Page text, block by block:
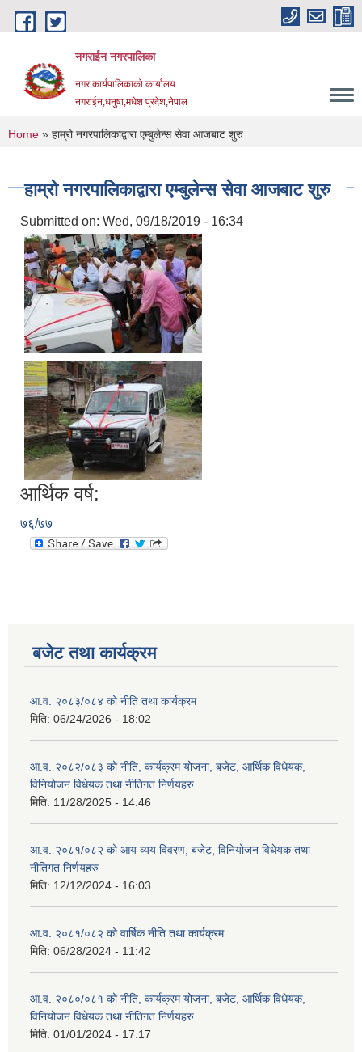
Skip to main content
नगराईन नगरपालिका
नगर कार्यपालिकाको कार्यालय
नगराईन,धनुषा,मधेश प्रदेश,नेपाल
You are here
Home » हाम्रो नगरपालिकाद्वारा एम्बुलेन्स सेवा आजबाट शुरु
हाम्रो नगरपालिकाद्वारा एम्बुलेन्स सेवा आजबाट शुरु
Submitted on: Wed, 09/18/2019 - 16:34
आर्थिक वर्ष:
७६/७७
बजेट तथा कार्यक्रम
आ.व. २०८३/०८४ को नीति तथा कार्यक्रम
मिति: 06/24/2026 - 18:02
आ.व. २०८२/०८३ को नीति, कार्यक्रम योजना, बजेट, आर्थिक विधेयक,
विनियोजन विधेयक तथा नीतिगत निर्णयहरु
मिति: 11/28/2025 - 14:46
आ.व. २०८१/०८२ को आय व्यय विवरण, बजेट, विनियोजन विधेयक तथा
नीतिगत निर्णयहरु
मिति: 12/12/2024 - 16:03
आ.व. २०८१/०८२ को वार्षिक नीति तथा कार्यक्रम
मिति: 06/28/2024 - 11:42
आ.व. २०८०/०८१ को नीति, कार्यक्रम योजना, बजेट, आर्थिक विधेयक,
विनियोजन विधेयक तथा नीतिगत निर्णयहरु
मिति: 01/01/2024 - 17:17